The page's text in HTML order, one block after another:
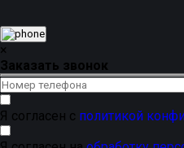
×
Заказать звонок
Я согласен с политикой